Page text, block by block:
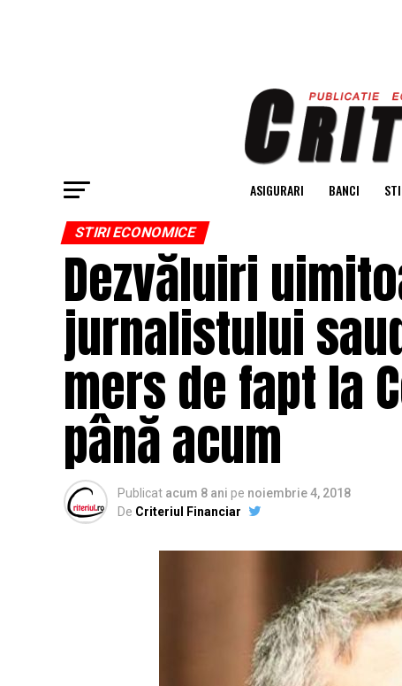
ASIGURARI BANCI
STIRI ECONOMICE
Dezvăluiri
jurnalistului
mers de fapt la
până acum
Publicat acum 8 ani pe noiembrie 4, 2018
De Criteriul Financiar